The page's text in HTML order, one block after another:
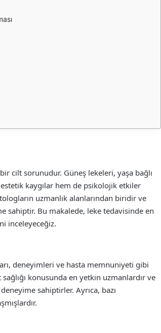
cilt sorunudur. Güneş lekeleri, yaşa bağlı
kaygılar hem de psikolojik etkiler
uzmanlık alanlarından biridir ve
Bu makalede, leke tedavisinde en
inceleyeceğiz.
deneyimleri ve hasta memnuniyeti gibi
konusunda en yetkin uzmanlardır ve
sahiptirler. Ayrıca, bazı